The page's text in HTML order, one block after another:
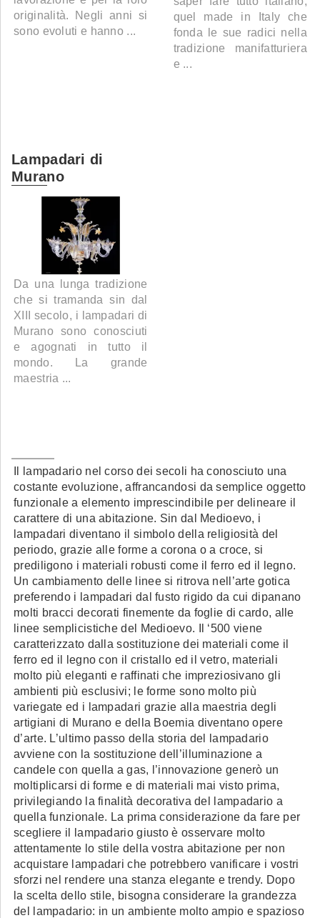
originalità. Negli anni si
sono evoluti e hanno ...
quel made in Italy che
fonda le sue radici nella
tradizione manifatturiera
e ...
Lampadari di
Murano
Da una lunga tradizione
che si tramanda sin dal
XIII secolo, i lampadari di
Murano sono conosciuti
e agognati in tutto il
mondo. La grande
maestria ...
Il lampadario nel corso dei secoli ha conosciuto una
costante evoluzione, affrancandosi da semplice oggetto
funzionale a elemento imprescindibile per delineare il
carattere di una abitazione. Sin dal Medioevo, i
lampadari diventano il simbolo della religiosità del
periodo, grazie alle forme a corona o a croce, si
prediligono i materiali robusti come il ferro ed il legno.
Un cambiamento delle linee si ritrova nell’arte gotica
preferendo i lampadari dal fusto rigido da cui dipanano
molti bracci decorati finemente da foglie di cardo, alle
linee semplicistiche del Medioevo. Il ‘500 viene
caratterizzato dalla sostituzione dei materiali come il
ferro ed il legno con il cristallo ed il vetro, materiali
molto più eleganti e raffinati che impreziosivano gli
ambienti più esclusivi; le forme sono molto più
variegate ed i lampadari grazie alla maestria degli
artigiani di Murano e della Boemia diventano opere
d’arte. L’ultimo passo della storia del lampadario
avviene con la sostituzione dell’illuminazione a
candele con quella a gas, l’innovazione generò un
moltiplicarsi di forme e di materiali mai visto prima,
privilegiando la finalità decorativa del lampadario a
quella funzionale. La prima considerazione da fare per
scegliere il lampadario giusto è osservare molto
attentamente lo stile della vostra abitazione per non
acquistare lampadari che potrebbero vanificare i vostri
sforzi nel rendere una stanza elegante e trendy. Dopo
la scelta dello stile, bisogna considerare la grandezza
del lampadario: in un ambiente molto ampio e spazioso